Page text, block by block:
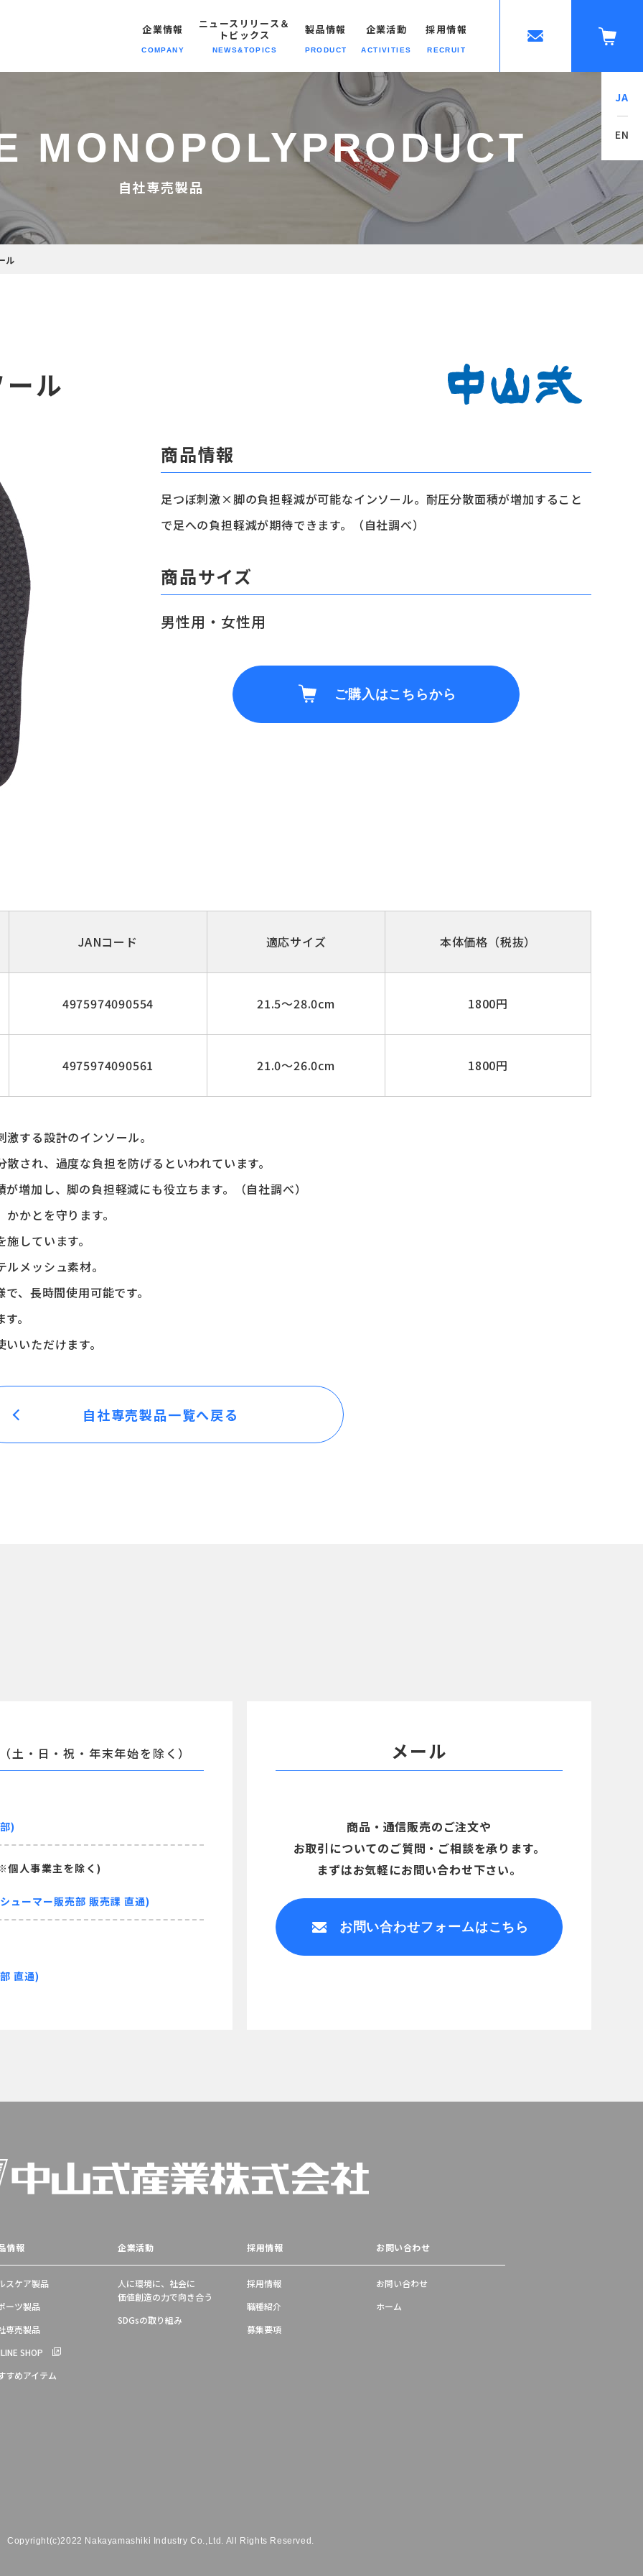
企業情報
COMPANY
経営理念
会社概要
プライバシーポリシー
ニュースリリース＆
トピックス
NEWS&TOPICS
企業情報
製品情報
製品情報
PRODUCT
スポーツ製品 自社専売製品
企業活動
ACTIVITIES
SDGsの取り組み
採用情報
RECRUIT
職種紹介 募集要項
JA
EN
MONOPOLYPRODUCT
自社専売製品
ル
ル
商品情報
足つぼ刺激×脚の負担軽減が可能なインソール。耐圧分散面積が増加すること
で足への負担軽減が期待できます。（自社調べ）
商品サイズ
男性用・女性用
ご購入はこちらから
JANコード 適応サイズ 本体価格（税抜）
4975974090554 21.5～28.0cm 1800円
4975974090561 21.0～26.0cm 1800円
する設計のインソール。
され、過度な負担を防げるといわれています。
増加し、脚の負担軽減にも役立ちます。（自社調べ）
かとを守ります。
しています。
メッシュ素材。
、長時間使用可能です。
。
いただけます。
自社専売製品一覧へ戻る
（土・日・祝・年末年始を除く）
)
人事業主を除く)
ューマー販売部 販売課 直通)
直通)
メール
商品・通信販売のご注文や
お取引についてのご質問・ご相談を承ります。
まずはお気軽にお問い合わせ下さい。
お問い合わせフォームはこちら
情報
スケア製品
ーツ製品
専売製品
SHOP
すめアイテム
企業活動
人に環境に、社会に
価値創造の力で向き合う
SDGsの取り組み
採用情報
採用情報
職種紹介
募集要項
お問い合わせ
お問い合わせ
ホーム
Copyright(c)2022 Nakayamashiki Industry Co.,Ltd. All Rights Reserved.